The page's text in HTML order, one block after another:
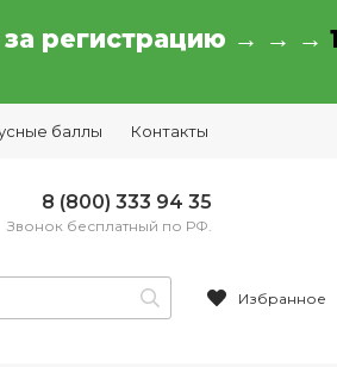
регистрацию → → →
баллы Контакты
8 (800) 333 94 35
Звонок бесплатный по РФ.
Избранное